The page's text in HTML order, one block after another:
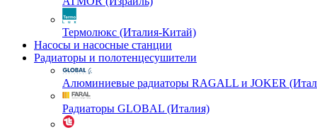
Термолюкс (Италия-Китай)
Насосы и насосные станции
Радиаторы и полотенцесушители
Алюминиевые радиаторы RAGALL и JOKER
Радиаторы GLOBAL (Италия)